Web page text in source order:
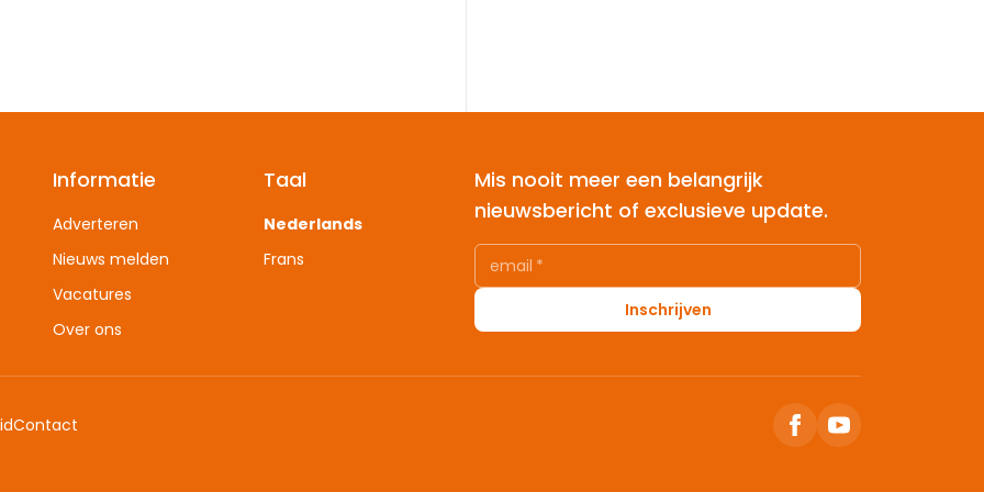
Informatie
Adverteren
Nieuws melden
Vacatures
Over ons
Taal
Nederlands
Frans
Mis nooit meer een belangrijk
nieuwsbericht of exclusieve update.
email *
Inschrijven
Contact